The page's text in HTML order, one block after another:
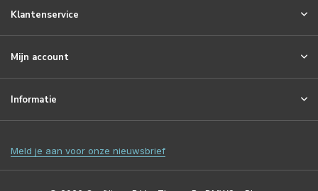
Klantenservice
Mijn account
Informatie
Meld je aan voor onze nieuwsbrief